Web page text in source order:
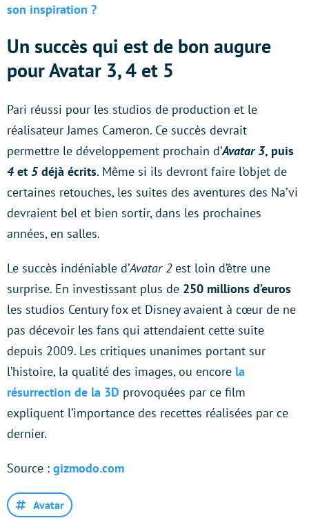
son inspiration ?
Un succès qui est de bon augure
pour Avatar 3, 4 et 5
Pari réussi pour les studios de production et le
réalisateur James Cameron. Ce succès devrait
permettre le développement prochain d’Avatar 3, puis
4 et 5 déjà écrits. Même si ils devront faire l’objet de
certaines retouches, les suites des aventures des Na’vi
devraient bel et bien sortir, dans les prochaines
années, en salles.
Le succès indéniable d’Avatar 2est loin d’être une
surprise. En investissant plus de 250 millions d’euros
les studios Century fox et Disney avaient à cœur de ne
pas décevoir les fans qui attendaient cette suite
depuis 2009. Les critiques unanimes portant sur
l’histoire, la qualité des images, ou encore la
résurrection de la 3D provoquées par ce film
expliquent l’importance des recettes réalisées par ce
dernier.
Source : gizmodo.com
Avatar